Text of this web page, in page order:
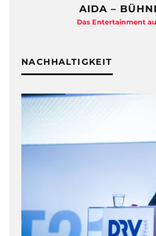
COSTA
La dolce vita
NACHHALTIGKEIT